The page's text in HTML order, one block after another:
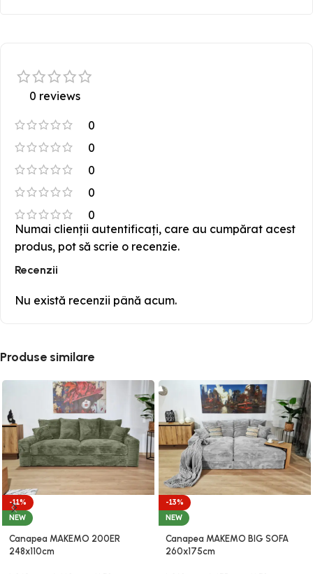
0 reviews
0
0
0
0
0
Recenzii
Nu există recenzii până acum.
Numai clienții autentificați, care au cumpărat acest
produs, pot să scrie o recenzie.
Produse similare
-11%
NEW
Canapea MAKEMO 200ER
248x110cm
-13%
NEW
Canapea MAKEMO BIG SOFA
260x175cm